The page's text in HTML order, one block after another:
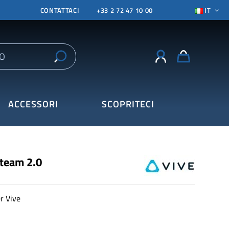
CONTATTACI +33 2 72 47 10 00 IT
ACCESSORI SCOPRITECI
2.0
Vive